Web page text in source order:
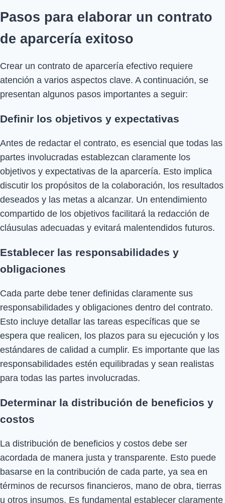
Pasos para elaborar un contrato
de aparcería exitoso
Crear un contrato de aparcería efectivo requiere
atención a varios aspectos clave. A continuación, se
presentan algunos pasos importantes a seguir:
Definir los objetivos y expectativas
Antes de redactar el contrato, es esencial que todas las
partes involucradas establezcan claramente los
objetivos y expectativas de la aparcería. Esto implica
discutir los propósitos de la colaboración, los resultados
deseados y las metas a alcanzar. Un entendimiento
compartido de los objetivos facilitará la redacción de
cláusulas adecuadas y evitará malentendidos futuros.
Establecer las responsabilidades y
obligaciones
Cada parte debe tener definidas claramente sus
responsabilidades y obligaciones dentro del contrato.
Esto incluye detallar las tareas específicas que se
espera que realicen, los plazos para su ejecución y los
estándares de calidad a cumplir. Es importante que las
responsabilidades estén equilibradas y sean realistas
para todas las partes involucradas.
Determinar la distribución de beneficios y
costos
La distribución de beneficios y costos debe ser
acordada de manera justa y transparente. Esto puede
basarse en la contribución de cada parte, ya sea en
términos de recursos financieros, mano de obra, tierras
u otros insumos. Es fundamental establecer claramente